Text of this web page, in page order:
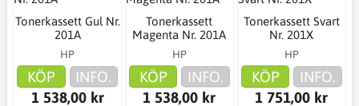
Tonerkassett Gul Nr.
201A
HP
KÖP
INFO.
1 538,00 kr
Tonerkassett
Magenta Nr. 201A
HP
KÖP
INFO.
1 538,00 kr
Tonerkassett Svart
Nr. 201X
HP
KÖP
INFO.
1 751,00 kr